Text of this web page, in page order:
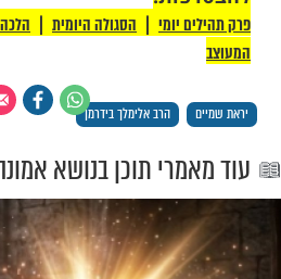
רק לקבוצת ווטסאפ
תהילים ארצי? יש לנו 4!